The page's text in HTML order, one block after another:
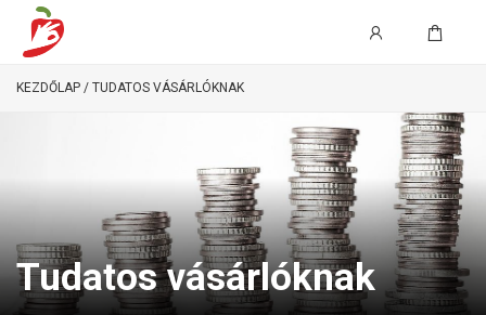
KEZDŐLAP / TUDATOS VÁSÁRLÓKNAK
Tudatos vásárlóknak